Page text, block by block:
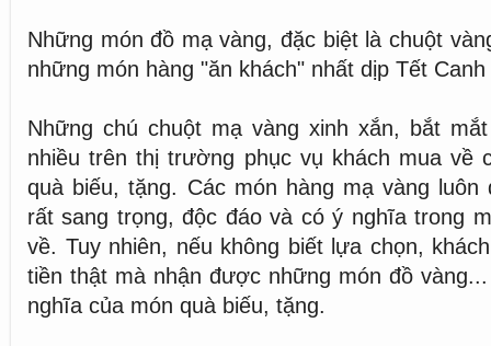
Những món đồ mạ vàng, đặc biệt là chuột
những món hàng "ăn khách" nhất dịp Tết
Những chú chuột mạ vàng xinh xắn, bắt
nhiều trên thị trường phục vụ khách mua về
quà biếu, tặng. Các món hàng mạ vàng
rất sang trọng, độc đáo và có ý nghĩa trong
về. Tuy nhiên, nếu không biết lựa chọn,
tiền thật mà nhận được những món đồ
nghĩa của món quà biếu, tặng.